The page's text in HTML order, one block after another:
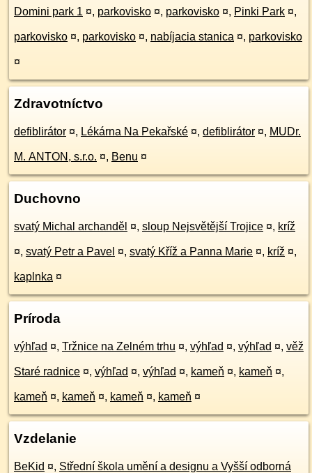
Domini park 1 ¤, parkovisko ¤, parkovisko ¤, Pinki Park ¤,
parkovisko ¤, parkovisko ¤, nabíjacia stanica ¤, parkovisko
¤
Zdravotníctvo
defiblirátor ¤, Lékárna Na Pekařské ¤, defiblirátor ¤, MUDr.
M. ANTON, s.r.o. ¤, Benu ¤
Duchovno
svatý Michal archanděl ¤, sloup Nejsvětější Trojice ¤, kríž
¤, svatý Petr a Pavel ¤, svatý Kříž a Panna Marie ¤, kríž ¤,
kaplnka ¤
Príroda
výhľad ¤, Tržnice na Zelném trhu ¤, výhľad ¤, výhľad ¤, věž
Staré radnice ¤, výhľad ¤, výhľad ¤, kameň ¤, kameň ¤,
kameň ¤, kameň ¤, kameň ¤, kameň ¤
Vzdelanie
BeKid ¤, Střední škola umění a designu a Vyšší odborná